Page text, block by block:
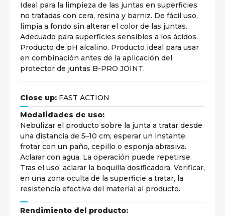
Ideal para la limpieza de las juntas en superficies
no tratadas con cera, resina y barniz. De fácil uso,
limpia a fondo sin alterar el color de las juntas.
Adecuado para superficies sensibles a los ácidos.
Producto de pH alcalino. Producto ideal para usar
en combinación antes de la aplicación del
protector de juntas B-PRO JOINT.
Close up: FAST ACTION
Modalidades de uso:
Nebulizar el producto sobre la junta a tratar desde
una distancia de 5–10 cm, esperar un instante,
frotar con un paño, cepillo o esponja abrasiva.
Aclarar con agua. La operación puede repetirse.
Tras el uso, aclarar la boquilla dosificadora. Verificar,
en una zona oculta de la superficie a tratar, la
resistencia efectiva del material al producto.
Rendimiento del producto: